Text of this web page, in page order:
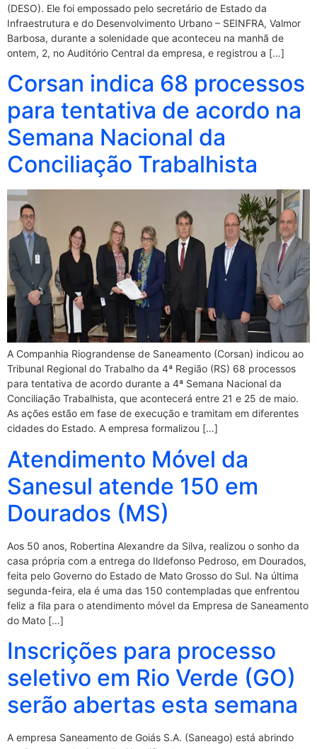
(DESO). Ele foi empossado pelo secretário de Estado da
Infraestrutura e do Desenvolvimento Urbano – SEINFRA, Valmor
Barbosa, durante a solenidade que aconteceu na manhã de
ontem, 2, no Auditório Central da empresa, e registrou a […]
Corsan indica 68 processos
para tentativa de acordo na
Semana Nacional da
Conciliação Trabalhista
A Companhia Riograndense de Saneamento (Corsan) indicou ao
Tribunal Regional do Trabalho da 4ª Região (RS) 68 processos
para tentativa de acordo durante a 4ª Semana Nacional da
Conciliação Trabalhista, que acontecerá entre 21 e 25 de maio.
As ações estão em fase de execução e tramitam em diferentes
cidades do Estado. A empresa formalizou […]
Atendimento Móvel da
Sanesul atende 150 em
Dourados (MS)
Aos 50 anos, Robertina Alexandre da Silva, realizou o sonho da
casa própria com a entrega do Ildefonso Pedroso, em Dourados,
feita pelo Governo do Estado de Mato Grosso do Sul. Na última
segunda-feira, ela é uma das 150 contempladas que enfrentou
feliz a fila para o atendimento móvel da Empresa de Saneamento
do Mato […]
Inscrições para processo
seletivo em Rio Verde (GO)
serão abertas esta semana
A empresa Saneamento de Goiás S.A. (Saneago) está abrindo